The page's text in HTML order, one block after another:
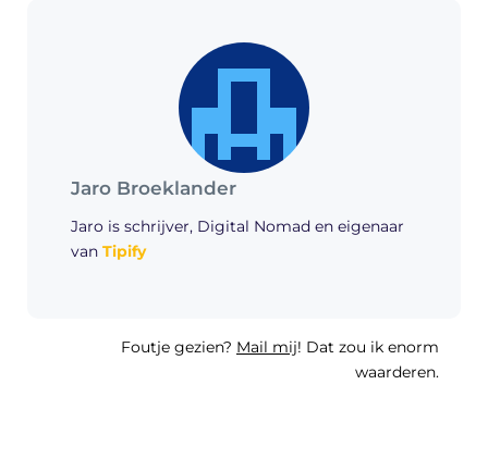
Jaro Broeklander
Jaro is schrijver, Digital Nomad en eigenaar
van Tipify
Foutje gezien? Mail mij! Dat zou ik enorm
waarderen.